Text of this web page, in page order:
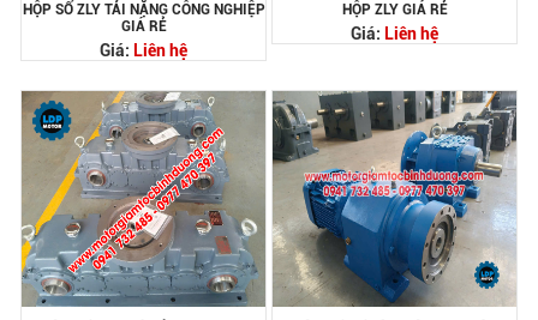
HỘP SỐ ZLY TẢI NẶNG CÔNG NGHIỆP
GIÁ RẺ
Giá: Liên hệ
HỘP ZLY GIÁ RẺ
Giá: Liên hệ